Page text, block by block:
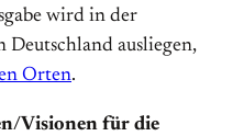
wird in der
Deutschland ausliegen,
Orten.
Visionen für die